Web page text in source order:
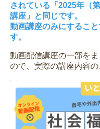
されている「2025年（
講座」と同じです。
動画講座のみにするこ
す。
動画配信講座の一部を
ので、実際の講座内容の